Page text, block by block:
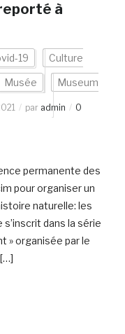
à
19 Culture
Musée Museum
par admin
0
permanente des
pour organiser un
naturelle: les
dans la série
» organisée par le